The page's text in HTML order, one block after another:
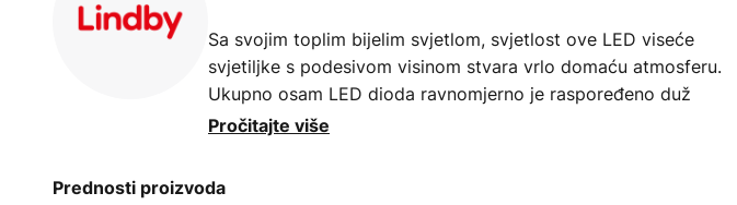
Sa svojim toplim bijelim svjetlom, svjetlost ove LED viseće
svjetiljke s podesivom visinom stvara vrlo domaću atmosferu.
Ukupno osam LED dioda ravnomjerno je raspoređeno duž
zakrivljene metalne šipke, gdje su prekrivene poklopcem od
tehnologiji, to ne znači veliku potrošnju energije. Naprotiv, vrlo je
Pročitajte više
Prednosti proizvoda